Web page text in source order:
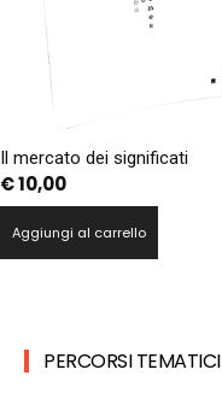
Il mercato dei significati
€10,00
Aggiungi al carrello
PERCORSI TEMATICI